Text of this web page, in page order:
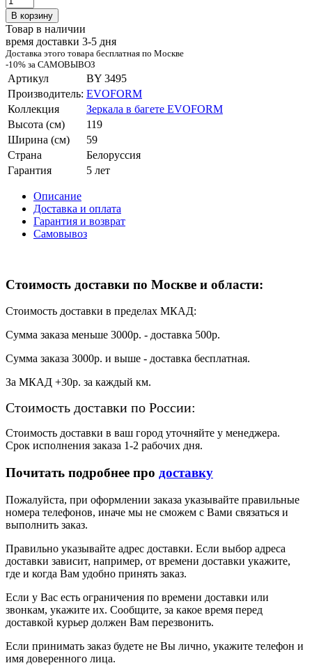
В корзину
Товар в наличии
время доставки 3-5 дня
Доставка этого товара бесплатная по Москве
-10% за САМОВЫВОЗ
Артикул
BY 3495
Производитель: EVOFORM
Коллекция
Зеркала в багете EVOFORM
Высота (см)
119
Ширина (см)
59
Страна
Белоруссия
Гарантия
5 лет
Описание
Доставка и оплата
Гарантия и возврат
Самовывоз
Стоимость доставки по Москве и области:
Стоимость доставки в пределах МКАД:
Сумма заказа меньше 3000р. - доставка 500р.
Сумма заказа 3000р. и выше - доставка бесплатная.
За МКАД +30р. за каждый км.
Стоимость доставки по России:
Стоимость доставки в ваш город уточняйте у менеджера.
Срок исполнения заказа 1-2 рабочих дня.
Почитать подробнее про доставку
Пожалуйста, при оформлении заказа указывайте правильные
номера телефонов, иначе мы не сможем с Вами связаться и
выполнить заказ.
Правильно указывайте адрес доставки. Если выбор адреса
доставки зависит, например, от времени доставки укажите,
где и когда Вам удобно принять заказ.
Если у Вас есть ограничения по времени доставки или
звонкам, укажите их. Сообщите, за какое время перед
доставкой курьер должен Вам перезвонить.
Если принимать заказ будете не Вы лично, укажите телефон и
имя доверенного лица.